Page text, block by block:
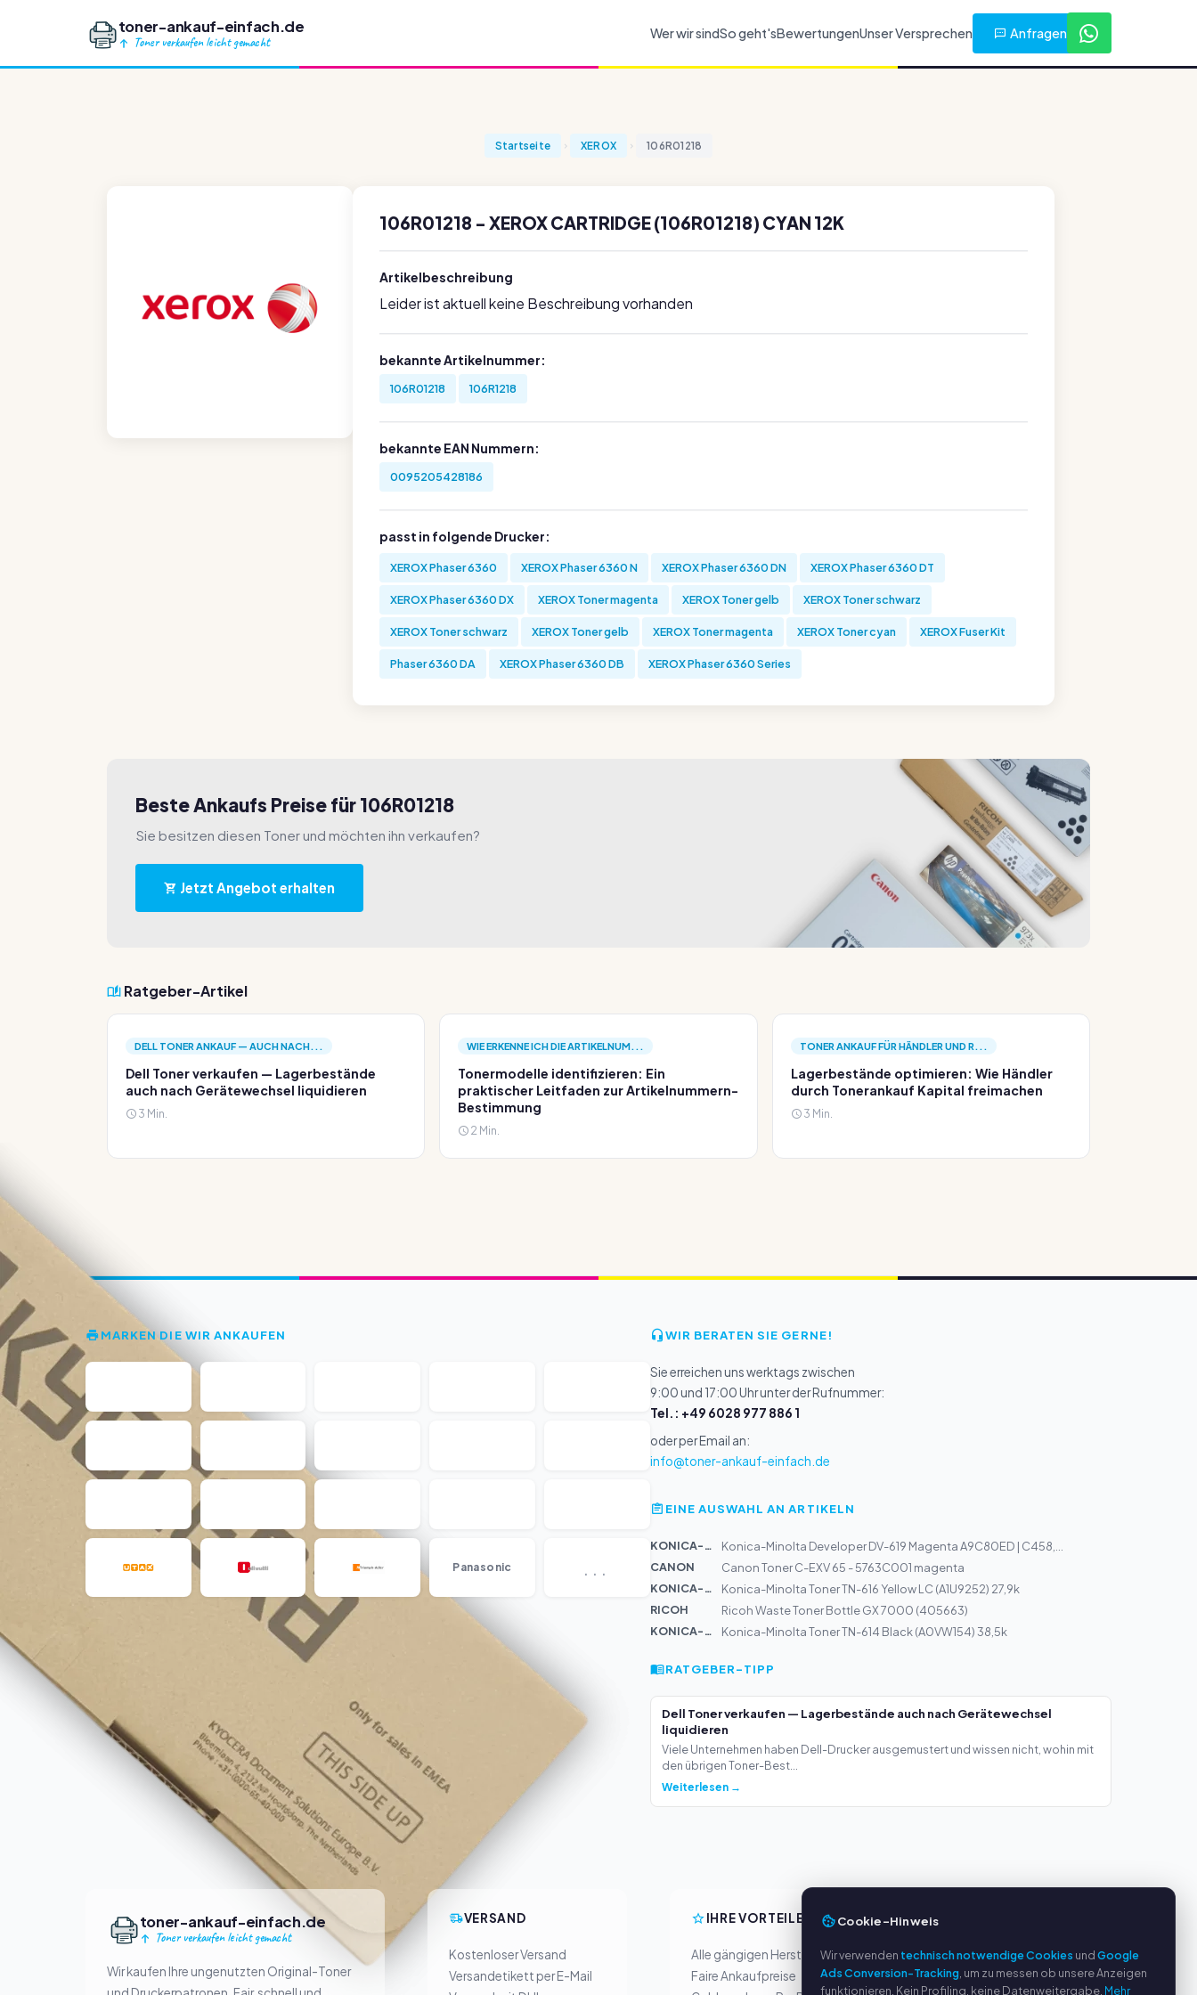
toner-ankauf-einfach.de
Toner verkaufen leicht gemacht
Wer wir sindSo geht'sBewertungenUnser Versprechen Anfragen
Startseite XEROX 106R01218
106R01218 - XEROX CARTRIDGE (106R01218) CYAN 12K
Artikelbeschreibung
Leider ist aktuell keine Beschreibung vorhanden
bekannte Artikelnummer:
106R01218 106R1218
bekannte EAN Nummern:
0095205428186
passt in folgende Drucker:
XEROX Phaser 6360 XEROX Phaser 6360 N XEROX Phaser 6360 DN XEROX Phaser 6360 DT
XEROX Phaser 6360 DX XEROX Toner magenta XEROX Toner gelb XEROX Toner schwarz
XEROX Toner schwarz XEROX Toner gelb XEROX Toner magenta XEROX Toner cyan XEROX Fuser Kit
Phaser 6360 DA XEROX Phaser 6360 DB XEROX Phaser 6360 Series
Beste Ankaufs Preise für 106R01218
Sie besitzen diesen Toner und möchten ihn verkaufen?
Jetzt Angebot erhalten
Ratgeber-Artikel
DELL TONER ANKAUF — AUCH NACH...
Dell Toner verkaufen — Lagerbestände
auch nach Gerätewechsel liquidieren
3 Min.
WIE ERKENNE ICH DIE ARTIKELNUM...
Tonermodelle identifizieren: Ein
praktischer Leitfaden zur Artikelnummern-
Bestimmung
2 Min.
TONER ANKAUF FÜR HÄNDLER UND R...
Lagerbestände optimieren: Wie Händler
durch Tonerankauf Kapital freimachen
3 Min.
MARKEN DIE WIR ANKAUFEN
Panasonic
WIR BERATEN SIE GERNE!
Sie erreichen uns werktags zwischen
9:00 und 17:00 Uhr unter der Rufnummer:
Tel.: +49 6028 977 886 1
oder per Email an:
info@toner-ankauf-einfach.de
EINE AUSWAHL AN ARTIKELN
KONICA-MIN...
Konica-Minolta Developer DV-619 Magenta A9C80ED | C458,...
CANON
Canon Toner C-EXV 65 - 5763C001 magenta
KONICA-MIN...
Konica-Minolta Toner TN-616 Yellow LC (A1U9252) 27,9k
RICOH
Ricoh Waste Toner Bottle GX 7000 (405663)
KONICA-MIN...
Konica-Minolta Toner TN-614 Black (A0VW154) 38,5k
RATGEBER-TIPP
Dell Toner verkaufen — Lagerbestände auch nach Gerätewechsel
liquidieren
Viele Unternehmen haben Dell-Drucker ausgemustert und wissen nicht, wohin mit
den übrigen Toner-Best...
Weiterlesen →
toner-ankauf-einfach.de
Toner verkaufen leicht gemacht
Wir kaufen Ihre ungenutzten Original-Toner
VERSAND
Kostenloser Versand
Versandetikett per E-Mail
IHRE VORTEILE
Alle gängigen Hersteller
Faire Ankaufpreise
Über uns
Datenschutzerklärung
Cookie-Hinweis
Wir verwenden technisch notwendige Cookies undGoogle
Ads Conversion-Tracking , um zu messen ob unsere Anzeigen
funktionieren. Kein Profiling, keine Datenweitergabe. Mehr